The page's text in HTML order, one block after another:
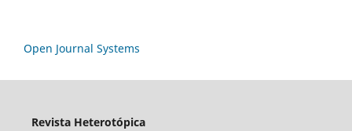
Open Journal Systems
Revista Heterotópica